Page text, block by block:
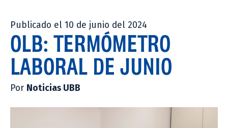
Publicado el 10 de junio del 2024
OLB: TERMÓMETRO
LABORAL DE JUNIO
Por Noticias UBB